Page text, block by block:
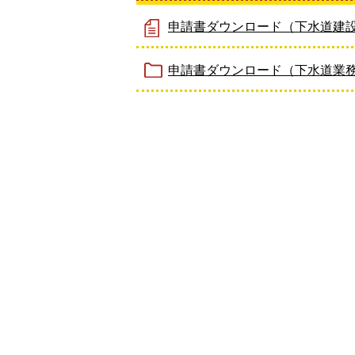
申請書ダウンロード（下水道建設
申請書ダウンロード（下水道業務